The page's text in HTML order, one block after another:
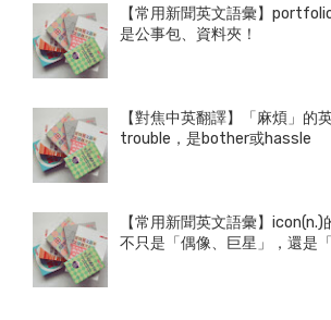
【常用新聞英文語彙】
是公事包、資料夾！
【對焦中英翻譯】「麻煩」的
trouble，是bother或hassle
【常用新聞英文語彙】icon(n.)
不只是「偶像、巨星」，還是